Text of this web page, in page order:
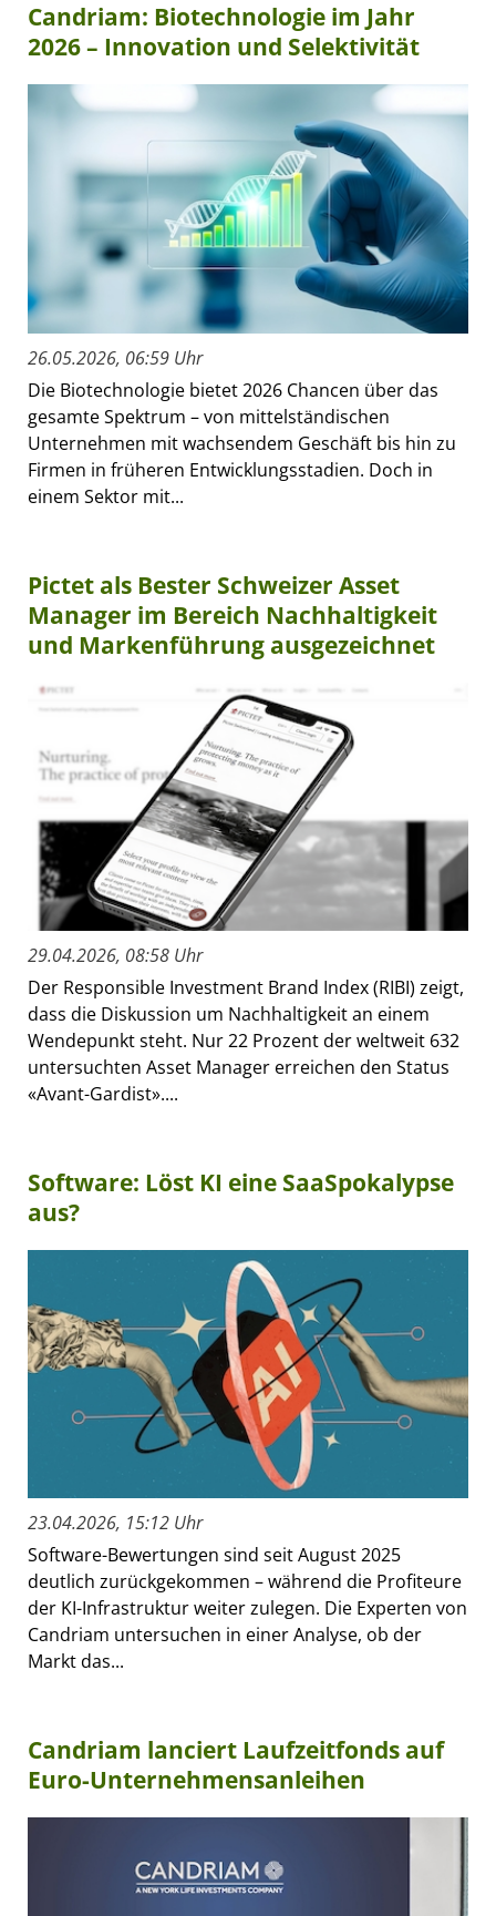
Candriam: Biotechnologie im Jahr
2026 – Innovation und Selektivität
26.05.2026, 06:59 Uhr
Die Biotechnologie bietet 2026 Chancen über das
gesamte Spektrum – von mittelständischen
Unternehmen mit wachsendem Geschäft bis hin zu
Firmen in früheren Entwicklungsstadien. Doch in
einem Sektor mit...
Pictet als Bester Schweizer Asset
Manager im Bereich Nachhaltigkeit
und Markenführung ausgezeichnet
29.04.2026, 08:58 Uhr
Der Responsible Investment Brand Index (RIBI) zeigt,
dass die Diskussion um Nachhaltigkeit an einem
Wendepunkt steht. Nur 22 Prozent der weltweit 632
untersuchten Asset Manager erreichen den Status
«Avant-Gardist»....
Software: Löst KI eine SaaSpokalypse
aus?
23.04.2026, 15:12 Uhr
Software-Bewertungen sind seit August 2025
deutlich zurückgekommen – während die Profiteure
der KI-Infrastruktur weiter zulegen. Die Experten von
Candriam untersuchen in einer Analyse, ob der
Markt das...
Candriam lanciert Laufzeitfonds auf
Euro-Unternehmensanleihen